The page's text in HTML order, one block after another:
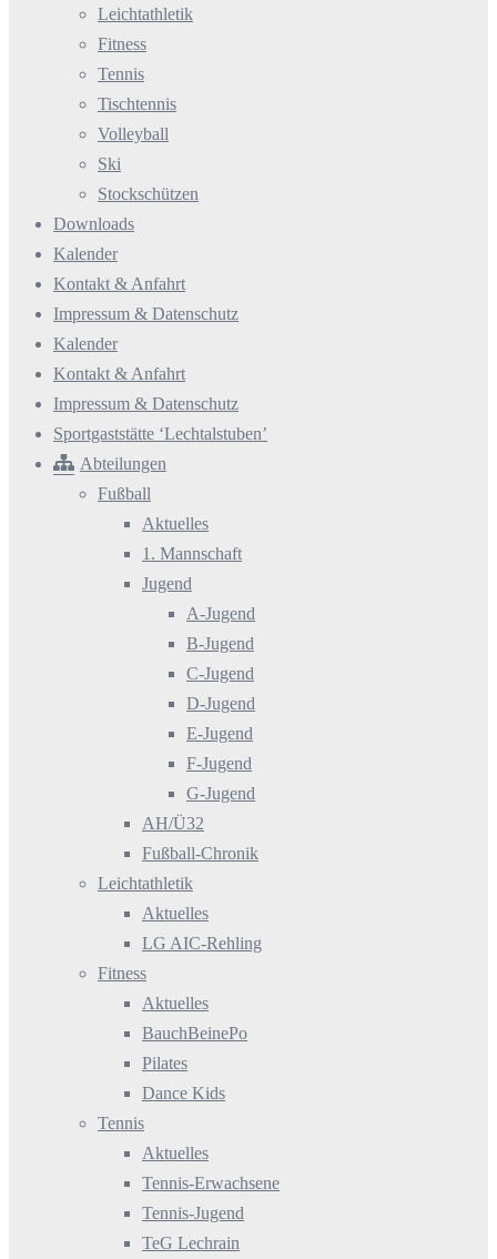
Leichtathletik
Fitness
Tennis
Tischtennis
Volleyball
Ski
Stockschützen
Downloads
Kalender
Kontakt & Anfahrt
Impressum & Datenschutz
Kalender
Kontakt & Anfahrt
Impressum & Datenschutz
Sportgaststätte ‘Lechtalstuben’
Abteilungen
Fußball
Aktuelles
1. Mannschaft
Jugend
A-Jugend
B-Jugend
C-Jugend
D-Jugend
E-Jugend
F-Jugend
G-Jugend
AH/Ü32
Fußball-Chronik
Leichtathletik
Aktuelles
LG AIC-Rehling
Fitness
Aktuelles
BauchBeinePo
Pilates
Dance Kids
Tennis
Aktuelles
Tennis-Erwachsene
Tennis-Jugend
TeG Lechrain